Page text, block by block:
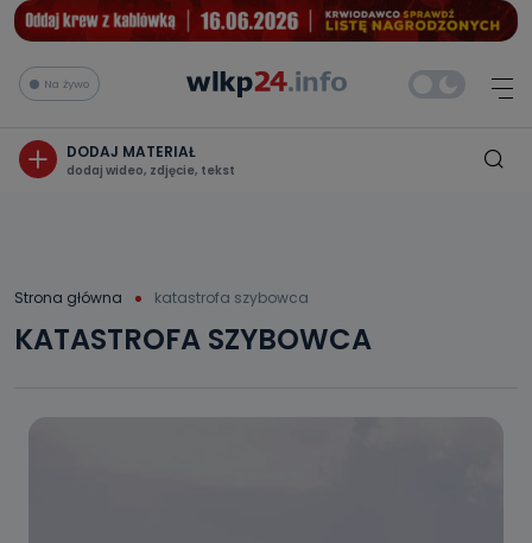
Na żywo
DODAJ MATERIAŁ
dodaj wideo, zdjęcie, tekst
Strona główna katastrofa szybowca
KATASTROFA SZYBOWCA